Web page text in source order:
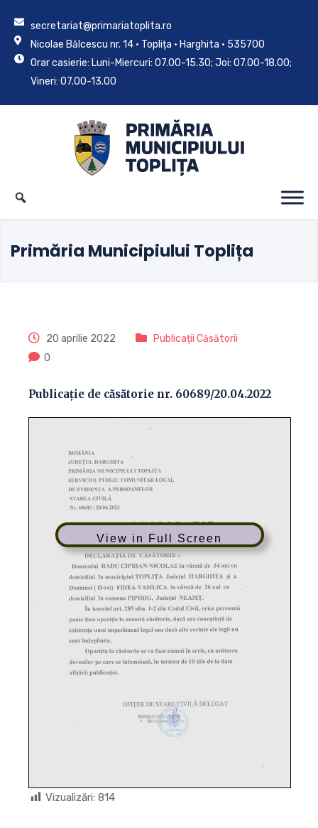
secretariat@primariatoplita.ro
Nicolae Bălcescu nr. 14 • Toplița • Harghita • 535700
Orar casierie: Luni-Miercuri: 07.00-15.30; Joi: 07.00-18.00;
Vineri: 07.00-13.00
Primăria Municipiului Toplița
20 aprilie 2022
Publicații Căsătorii
0
Publicație de căsătorie nr. 60689/20.04.2022
View in Full Screen
Vizualizări: 814